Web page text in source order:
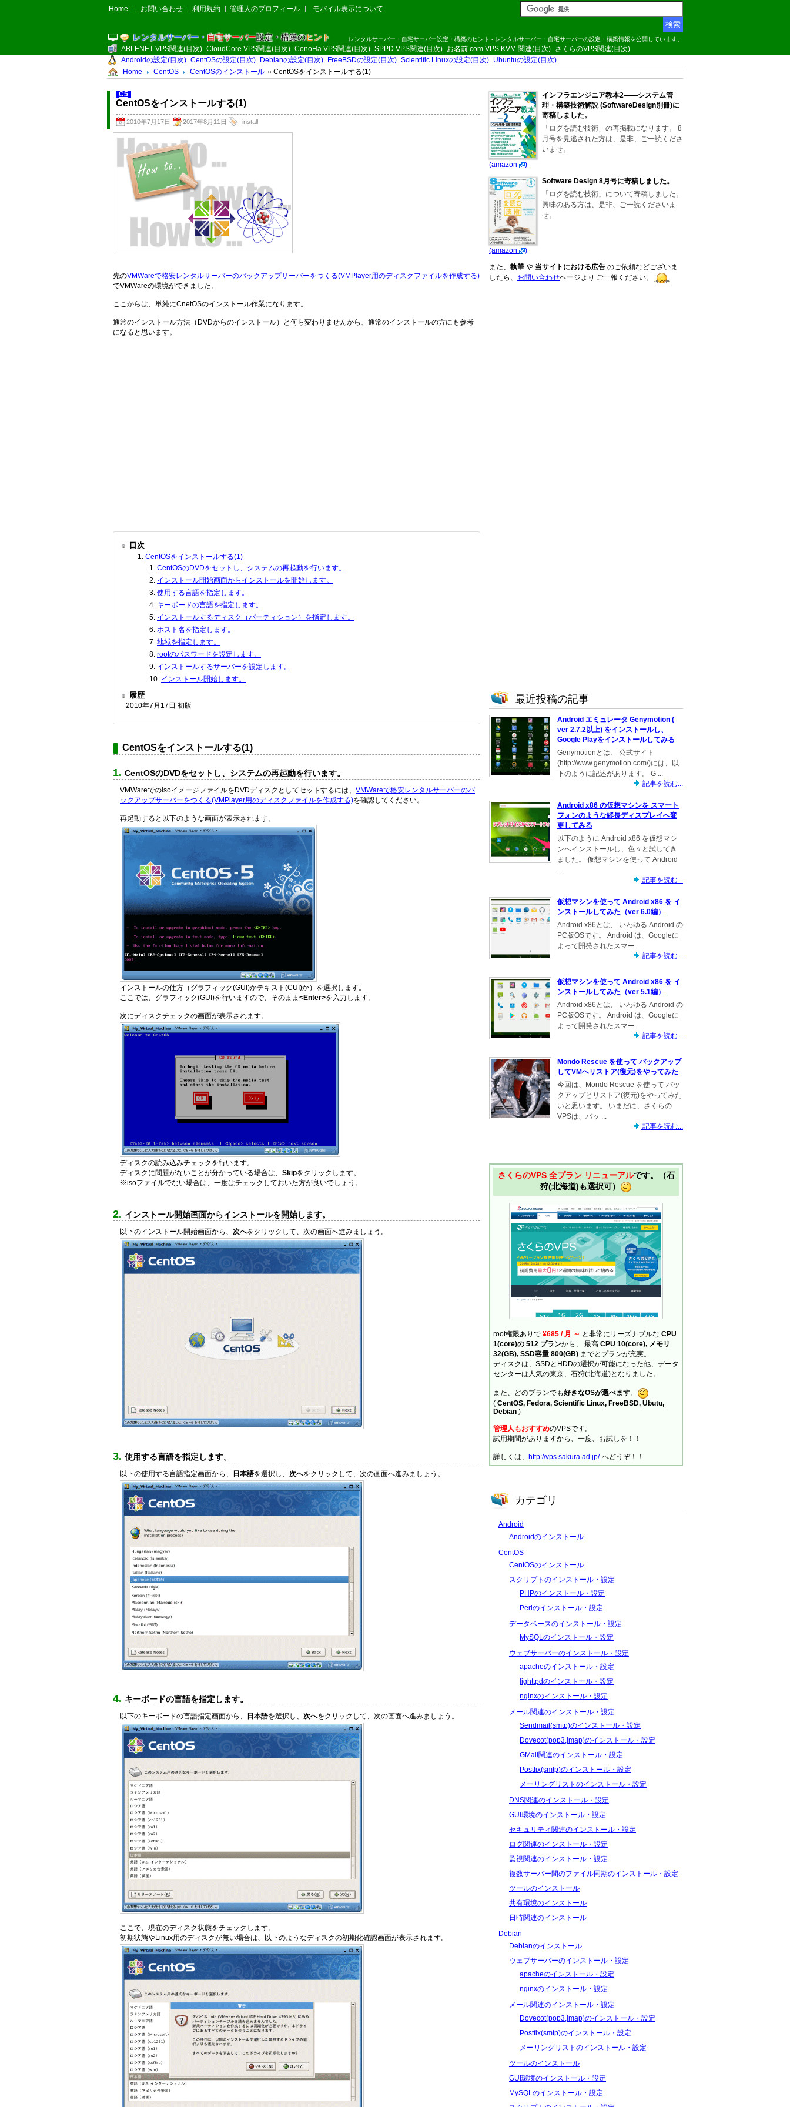
Home お問い合わせ 利用規約 管理人のプロフィール モバイル表示について
レンタルサーバー・ 自宅サーバー設定・構築のヒント レンタルサーバー・自宅サーバー設定・構築のヒント - レンタルサーバー・自宅サーバーの設定・構築情報を公開しています。
ABLENET VPS関連(目次) CloudCore VPS関連(目次) ConoHa VPS関連(目次) SPPD VPS関連(目次) お名前.com VPS KVM 関連(目次)
さくらのVPS関連(目次)
Androidの設定(目次) CentOSの設定(目次) Debianの設定(目次) FreeBSDの設定(目次) Scientific Linuxの設定(目次)
Ubuntuの設定(目次)
Home
CentOS CentOSのインストール » CentOSをインストールする(1)
C5
CentOSをインストールする(1)
2010年7月17日 2017年8月11日 install
先のVMWareで格安レンタルサーバーのバックアップサーバーをつくる(VMPlayer用のディスクファイルを作成する)
でVMWareの環境ができました。
ここからは、単純にCnetOSのインストール作業になります。
通常のインストール方法（DVDからのインストール）と何ら変わりませんから、通常のインストールの方にも参考
になると思います。
目次
CentOSをインストールする(1)
CentOSのDVDをセットし、システムの再起動を行います。
インストール開始画面からインストールを開始します。
使用する言語を指定します。
キーボードの言語を指定します。
インストールするディスク（パーティション）を指定します。
ホスト名を指定します。
地域を指定します。
rootのパスワードを設定します。
インストールするサーバーを設定します。
インストール開始します。
履歴
2010年7月17日 初版
CentOSをインストールする(1)
CentOSのDVDをセットし、システムの再起動を行います。
VMWareでのisoイメージファイルをDVDディスクとしてセットするには、 VMWareで格安レンタルサーバーのバ
ックアップサーバーをつくる(VMPlayer用のディスクファイルを作成する)を確認してください。
再起動すると以下のような画面が表示されます。
インストールの仕方（グラフィック(GUI)かテキスト(CUI)か）を選択します。
ここでは、グラフィック(GUI)を行いますので、そのまま <Enter>を入力します。
次にディスクチェックの画面が表示されます。
ディスクの読み込みチェックを行います。
ディスクに問題がないことが分かっている場合は、 Skipをクリックします。
※isoファイルでない場合は、一度はチェックしておいた方が良いでしょう。
インストール開始画面からインストールを開始します。
以下のインストール開始画面から、 次へをクリックして、次の画面へ進みましょう。
使用する言語を指定します。
以下の使用する言語指定画面から、 日本語を選択し、 次へをクリックして、次の画面へ進みましょう。
キーボードの言語を指定します。
以下のキーボードの言語指定画面から、 日本語を選択し、 次へをクリックして、次の画面へ進みましょう。
ここで、現在のディスク状態をチェックします。
初期状態やLinux用のディスクが無い場合は、以下のようなディスクの初期化確認画面が表示されます。
(amazon )
インフラエンジニア教本2――システム管
理・構築技術解説 (SoftwareDesign別冊)に
寄稿しました。
「ログを読む技術」の再掲載になります。 8
月号を見逃された方は、是非、ご一読くださ
いませ。
(amazon )
Software Design 8月号に寄稿しました。
「ログを読む技術」について寄稿しました。
興味のある方は、是非、ご一読くださいま
せ。
また、 執筆 や 当サイトにおける広告 のご依頼などございま
したら、 お問い合わせページより ご一報ください。
最近投稿の記事
Android エミュレータ Genymotion (
ver 2.7.2以上) をインストールし、
Google Playをインストールしてみる
Genymotionとは、 公式サイト
(http://www.genymotion.com/)には、以
下のように記述があります。 G ...
記事を読む...
Android x86 の仮想マシンを スマート
フォンのような縦長ディスプレイへ変
更してみる
以下のように Android x86 を仮想マシ
ンへインストールし、色々と試してき
ました。 仮想マシンを使って Android
記事を読む...
仮想マシンを使って Android x86 を イ
ンストールしてみた（ver 6.0編）
Android x86とは、 いわゆる Android の
PC版OSです。 Android は、Googleに
よって開発されたスマー ...
記事を読む...
仮想マシンを使って Android x86 を イ
ンストールしてみた（ver 5.1編）
Android x86とは、 いわゆる Android の
PC版OSです。 Android は、Googleに
よって開発されたスマー ...
記事を読む...
Mondo Rescue を使って バックアップ
してVMへリストア(復元)をやってみた
今回は、Mondo Rescue を使って バッ
クアップとリストア(復元)をやってみた
いと思います。 いまだに、さくらの
VPSは、バッ ...
記事を読む...
さくらのVPS 全プラン リニューアルです。（石
狩(北海道)も選択可）
root権限ありで ¥685 / 月 ～ と非常にリーズナブルな CPU
1(core)の 512 プランから、 最高 CPU 10(core), メモリ
32(GB), SSD容量 800(GB) までとプランが充実。
ディスクは、SSDとHDDの選択が可能になった他、データ
センターは人気の東京、石狩(北海道)となりました。
また、どのプランでも好きなOSが選べます。
( CentOS, Fedora, Scientific Linux, FreeBSD, Ubutu,
Debian )
管理人もおすすめのVPSです。
試用期間がありますから、一度、お試しを！！
詳しくは、 http://vps.sakura.ad.jp/ へどうぞ！！
カテゴリ
Android
Androidのインストール
CentOS
CentOSのインストール
スクリプトのインストール・設定
PHPのインストール・設定
Perlのインストール・設定
データベースのインストール・設定
MySQLのインストール・設定
ウェブサーバーのインストール・設定
apacheのインストール・設定
lighttpdのインストール・設定
nginxのインストール・設定
メール関連のインストール・設定
Sendmail(smtp)のインストール・設定
Dovecot(pop3,imap)のインストール・設定
GMail関連のインストール・設定
Postfix(smtp)のインストール・設定
メーリングリストのインストール・設定
DNS関連のインストール・設定
GUI環境のインストール・設定
セキュリティ関連のインストール・設定
ログ関連のインストール・設定
監視関連のインストール・設定
複数サーバー間のファイル同期のインストール・設定
ツールのインストール
共有環境のインストール
日時関連のインストール
Debian
Debianのインストール
ウェブサーバーのインストール・設定
apacheのインストール・設定
nginxのインストール・設定
メール関連のインストール・設定
Dovecot(pop3,imap)のインストール・設定
Postfix(smtp)のインストール・設定
メーリングリストのインストール・設定
ツールのインストール
GUI環境のインストール・設定
MySQLのインストール・設定